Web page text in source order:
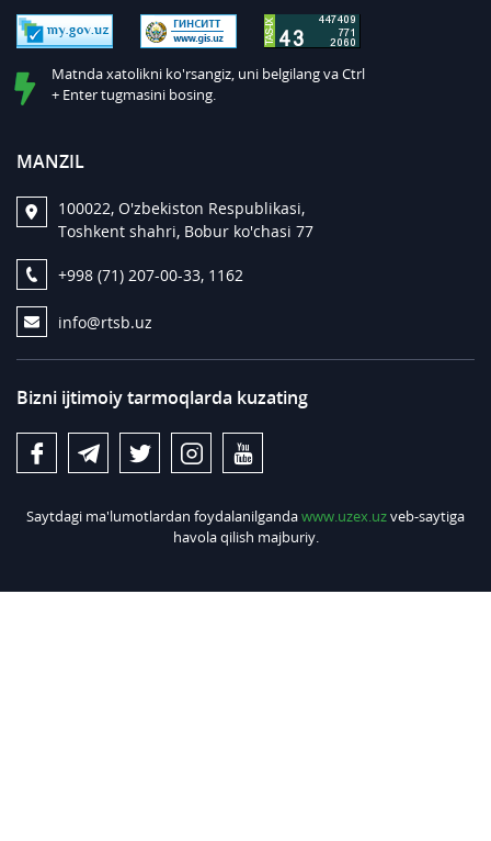
Matnda xatolikni ko'rsangiz, uni belgilang va Ctrl
+ Enter tugmasini bosing.
MANZIL
100022, O'zbekiston Respublikasi,
Toshkent shahri, Bobur ko'chasi 77
+998 (71) 207-00-33, 1162
info@rtsb.uz
Bizni ijtimoiy tarmoqlarda kuzating
Saytdagi ma'lumotlardan foydalanilgandawww.uzex.uzveb-saytiga
havola qilish majburiy.